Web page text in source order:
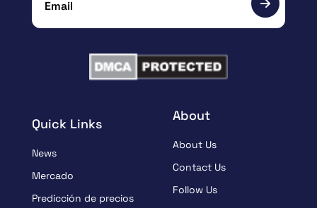
Quick Links
News
Mercado
Predicción de precios
About
About Us
Contact Us
Follow Us